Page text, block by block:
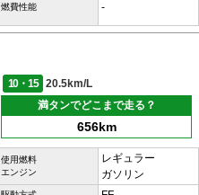
燃費性能 -
10・15
20.5km/L
満タンでどこまで走る？
656km
使用燃料
エンジン
レギュラー
ガソリン